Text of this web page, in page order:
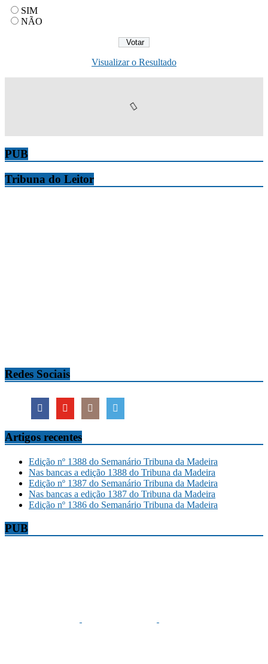
SIM
NÃO
Visualizar o Resultado
PUB
Tribuna do Leitor
Redes Sociais
Artigos recentes
Edição nº 1388 do Semanário Tribuna da Madeira
Nas bancas a edição 1388 do Tribuna da Madeira
Edição nº 1387 do Semanário Tribuna da Madeira
Nas bancas a edição 1387 do Tribuna da Madeira
Edição nº 1386 do Semanário Tribuna da Madeira
PUB